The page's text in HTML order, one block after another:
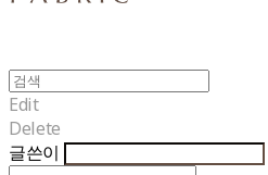
Edit
Delete
글쓴이